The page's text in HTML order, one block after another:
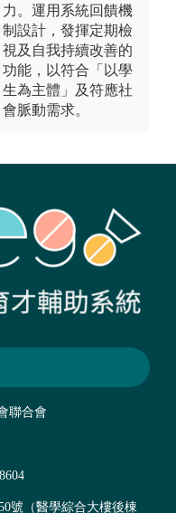
力。運用系統回饋機
制設計，發揮定期檢
視及自我持續改善的
功能，以符合「以學
生為主體」及符應社
會脈動需求。
聯合會
號（醫學綜合大樓後棟